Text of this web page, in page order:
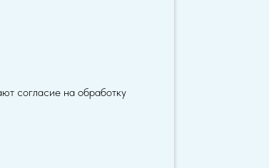
согласие на обработку